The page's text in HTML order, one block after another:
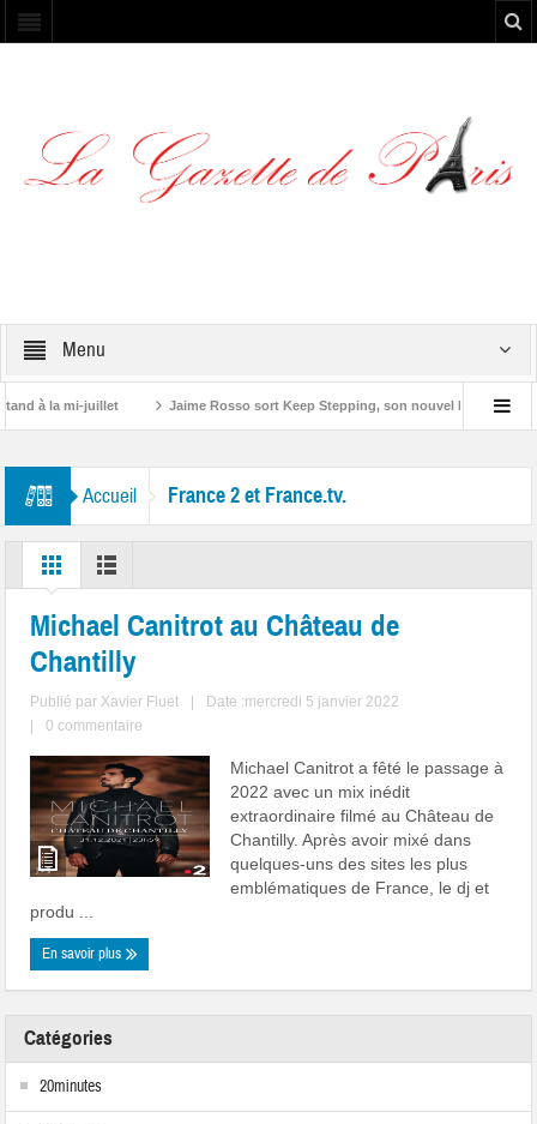
Menu
à la mi-juillet Jaime Rosso sort Keep Stepping, son nouvel EP
Accueil France 2 et France.tv.
Michael Canitrot au Château de
Chantilly
Publié par Xavier Fluet
Date :mercredi 5 janvier 2022
0 commentaire
Michael Canitrot a fêté le passage à
2022 avec un mix inédit
extraordinaire filmé au Château de
Chantilly. Après avoir mixé dans
quelques-uns des sites les plus
emblématiques de France, le dj et
produ ...
En savoir plus
Catégories
20minutes